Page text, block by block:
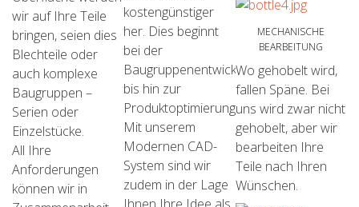
wir auf Ihre Teile
bringen, seien dies
Blechteile oder
auch komplexe
Baugruppen –
Serien oder
Einzelstücke.
All Ihre
Anforderungen
können wir in
kostengünstiger
her. Dies beginnt
bei der
Baugruppenentwicklung
bis hin zur
Produktoptimierung.
Mit unserem
Modernen CAD-
System sind wir
zudem in der Lage
PLANEN
MECHANISCHE
BEARBEITUNG
Wo gehobelt wird,
fallen Späne. Bei
uns wird zwar nicht
gehobelt, aber wir
bearbeiten Ihre
Teile nach Ihren
Wünschen.